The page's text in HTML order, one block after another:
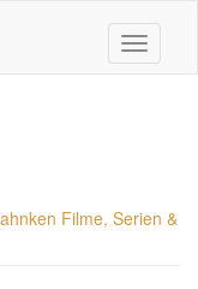
Toggle
Filme, Serien &